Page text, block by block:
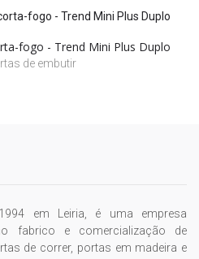
fogo - Trend Mini Plus Duplo
de embutir
em Leiria, é uma empresa
fabrico e comercialização de
de correr, portas em madeira e